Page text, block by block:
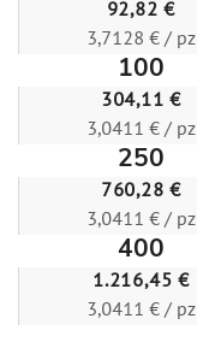
92,82 €
3,7128 € / pz
100
304,11 €
3,0411 € / pz
250
760,28 €
3,0411 € / pz
400
1.216,45 €
3,0411 € / pz